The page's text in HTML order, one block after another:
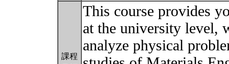
課程
This course provides
at the university level,
analyze physical